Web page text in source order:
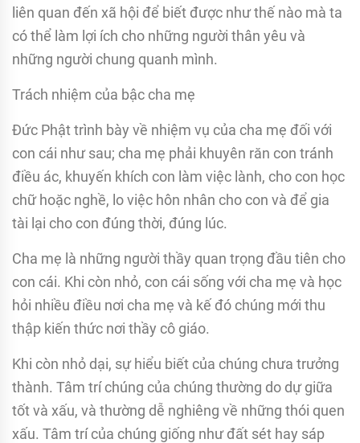
liên quan đến xã hội để biết được như thế nào mà ta
có thể làm lợi ích cho những người thân yêu và
những người chung quanh mình.
Trách nhiệm của bậc cha mẹ
Ðức Phật trình bày về nhiệm vụ của cha mẹ đối với
con cái như sau; cha mẹ phải khuyên răn con tránh
điều ác, khuyến khích con làm việc lành, cho con học
chữ hoặc nghề, lo việc hôn nhân cho con và để gia
tài lại cho con đúng thời, đúng lúc.
Cha mẹ là những người thầy quan trọng đầu tiên cho
con cái. Khi còn nhỏ, con cái sống với cha mẹ và học
hỏi nhiều điều nơi cha mẹ và kế đó chúng mới thu
thập kiến thức nơi thầy cô giáo.
Khi còn nhỏ dại, sự hiểu biết của chúng chưa trưởng
thành. Tâm trí chúng của chúng thường do dự giữa
tốt và xấu, và thường dễ nghiêng về những thói quen
xấu. Tâm trí của chúng giống như đất sét hay sáp